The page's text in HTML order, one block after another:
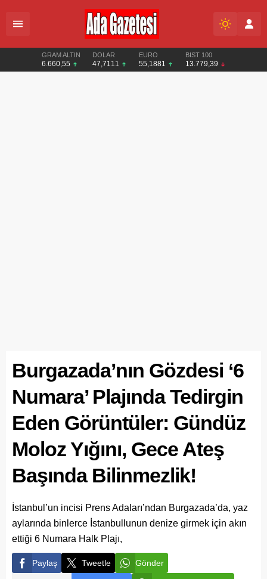
GRAM ALTIN
6.660,55
DOLAR
47,7111
EURO
55,1881
BIST 100
13.779,39
Burgazada’nın Gözdesi ‘6
Numara’ Plajında Tedirgin
Eden Görüntüler: Gündüz
Moloz Yığını, Gece Ateş
Başında Bilinmezlik!
İstanbul’un incisi Prens Adaları’ndan Burgazada’da, yaz
aylarında binlerce İstanbullunun denize girmek için akın
ettiği 6 Numara Halk Plajı,
Paylaş Tweetle Gönder